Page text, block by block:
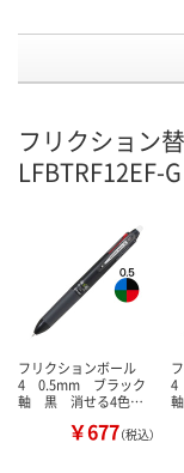
フリクショ
フリクションボール
4 0.5mm ブラック
軸 黒 消せる4色…
￥677（税込）
4